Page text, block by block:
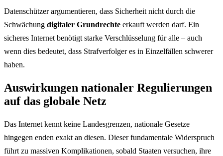
Datenschützer argumentieren, dass Sicherheit nicht durch die
Schwächung digitaler Grundrechte erkauft werden darf. Ein
sicheres Internet benötigt starke Verschlüsselung für alle – auch
wenn dies bedeutet, dass Strafverfolger es in Einzelfällen schwerer
haben.
Auswirkungen nationaler Regulierungen
auf das globale Netz
Das Internet kennt keine Landesgrenzen, nationale Gesetze
hingegen enden exakt an diesen. Dieser fundamentale Widerspruch
führt zu massiven Komplikationen, sobald Staaten versuchen, ihre